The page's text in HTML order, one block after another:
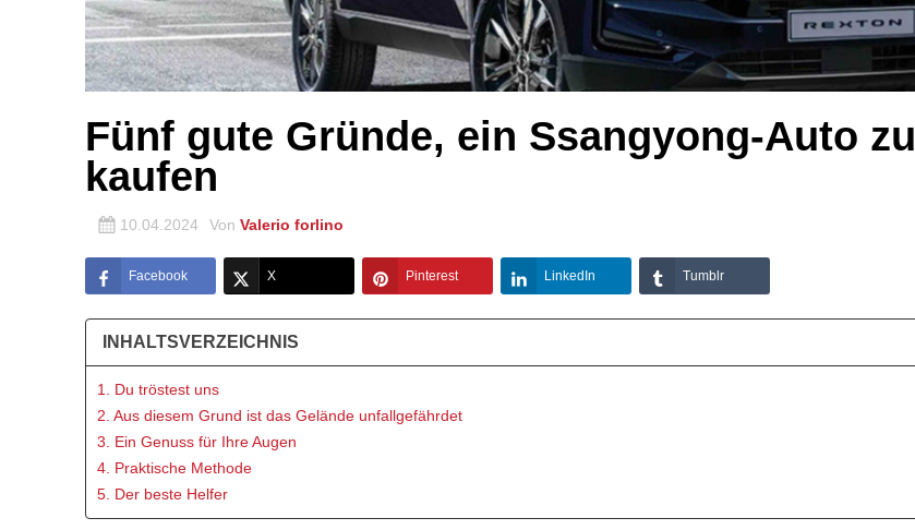
Fünf gute Gründe, ein Ssangyong-Auto zu
kaufen
10.04.2024 Von Valerio forlino
Facebook X Pinterest LinkedIn Tumblr
INHALTSVERZEICHNIS
1. Du tröstest uns
2. Aus diesem Grund ist das Gelände unfallgefährdet
3. Ein Genuss für Ihre Augen
4. Praktische Methode
5. Der beste Helfer